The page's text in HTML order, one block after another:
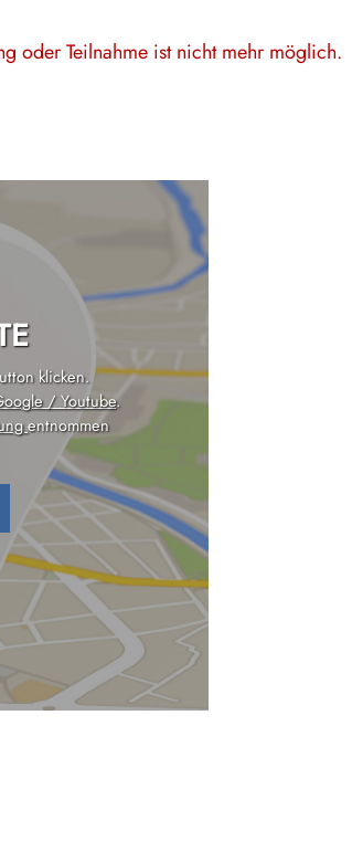
oder Teilnahme ist nicht mehr möglich.
klicken.
/ Youtube.
entnommen